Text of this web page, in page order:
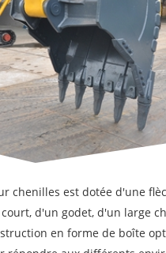
chenilles est dotée d'une
d'un godet, d'un large
en forme de boîte